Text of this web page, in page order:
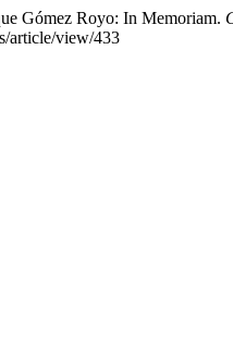
Gómez Royo: In Memoriam.
article/view/433